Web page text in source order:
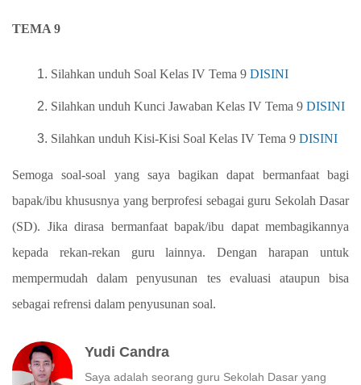
TEMA 9
Silahkan unduh Soal Kelas IV Tema 9 DISINI
Silahkan unduh Kunci Jawaban Kelas IV Tema 9 DISINI
Silahkan unduh Kisi-Kisi Soal Kelas IV Tema 9 DISINI
Semoga soal-soal yang saya bagikan dapat bermanfaat bagi
bapak/ibu khususnya yang berprofesi sebagai guru Sekolah Dasar
(SD). Jika dirasa bermanfaat bapak/ibu dapat membagikannya
kepada rekan-rekan guru lainnya. Dengan harapan untuk
mempermudah dalam penyusunan tes evaluasi ataupun bisa
sebagai refrensi dalam penyusunan soal.
Yudi Candra
Saya adalah seorang guru Sekolah Dasar yang